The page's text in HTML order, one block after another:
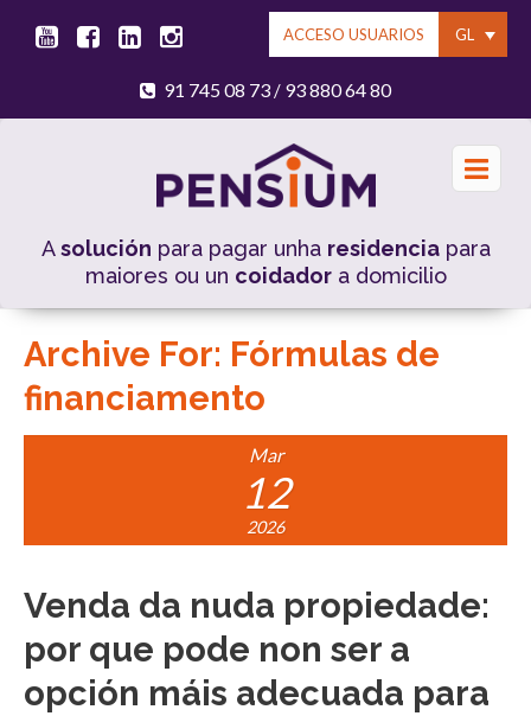
GL
ACCESO USUARIOS
91 745 08 73/ 93 880 64 80
Asolución para pagar unha residenciapara
maiores ou un coidadora domicilio
Archive For: Fórmulas de
financiamento
Mar
12
2026
Venda da nuda propiedade:
por que pode non ser a
opción máis adecuada para